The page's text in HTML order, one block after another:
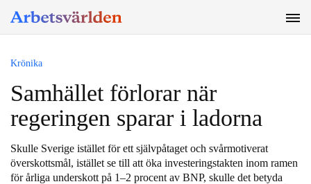
Krönika
Samhället förlorar när
regeringen sparar i ladorna
Skulle Sverige istället för ett självpåtaget och svårmotiverat
överskottsmål, istället se till att öka investeringstakten inom ramen
för årliga underskott på 1–2 procent av BNP, skulle det betyda